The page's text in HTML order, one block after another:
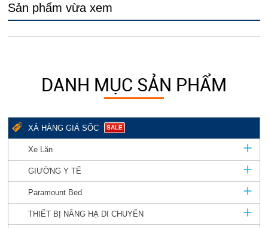
Sản phẩm vừa xem
DANH MỤC SẢN PHẨM
XẢ HÀNG GIÁ SỐC SALE
Xe Lăn
GIƯỜNG Y TẾ
Paramount Bed
THIẾT BỊ NÂNG HẠ DI CHUYỂN